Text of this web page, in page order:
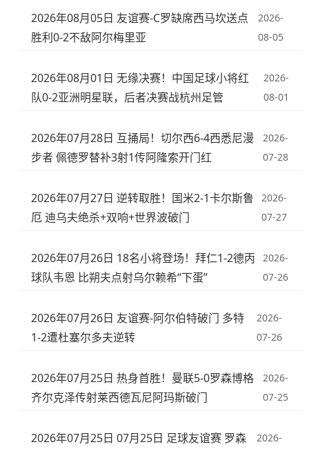
2026年08月05日 友谊赛-C罗缺席西马坎送点
胜利0-2不敌阿尔梅里亚
2026-
08-05
2026年08月01日 无缘决赛！中国足球小将红
队0-2亚洲明星联，后者决赛战杭州足管
2026-
08-01
2026年07月28日 互捅局！切尔西6-4西悉尼漫
步者 佩德罗替补3射1传阿隆索开门红
2026-
07-28
2026年07月27日 逆转取胜！国米2-1卡尔斯鲁
厄 迪乌夫绝杀+双响+世界波破门
2026-
07-27
2026年07月26日 18名小将登场！拜仁1-2德丙
球队韦恩 比朔夫点射乌尔赖希“下蛋”
2026-
07-26
2026年07月26日 友谊赛-阿尔伯特破门 多特
1-2遭杜塞尔多夫逆转
2026-
07-26
2026年07月25日 热身首胜！曼联5-0罗森博格
齐尔克泽传射莱西德瓦尼阿玛斯破门
2026-
07-25
2026年07月25日 07月25日 足球友谊赛 罗森
2026-